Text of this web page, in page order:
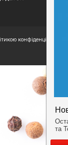
конфіденційності.